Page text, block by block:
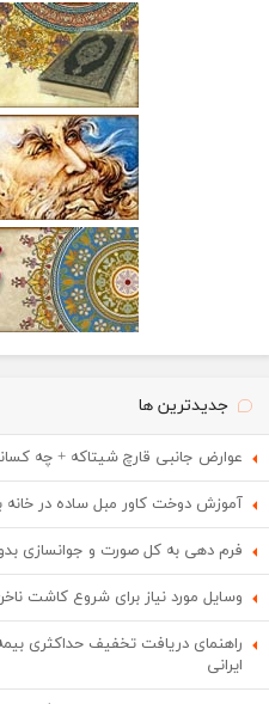
جدیدترین ها
عوارض جانبی قارچ شیتاکه + چه
آموزش دوخت کاور مبل ساده در خانه
فرم دهی به کل صورت و جوانسازی
وسایل مورد نیاز برای شروع کاشت
راهنمای دریافت تخفیف حداکثری
ایرانی